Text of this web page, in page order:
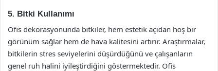
5. Bitki Kullanımı
Ofis dekorasyonunda bitkiler, hem estetik açıdan hoş bir
görünüm sağlar hem de hava kalitesini artırır. Araştırmalar,
bitkilerin stres seviyelerini düşürdüğünü ve çalışanların
genel ruh halini iyileştirdiğini göstermektedir. Ofis